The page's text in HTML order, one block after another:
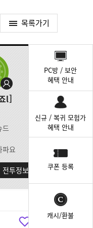
목록가기
l
드
파요
전투정보실
PC방 / 보안
혜택 안내
신규 / 복귀 모험가
혜택 안내
쿠폰 등록
캐시/환불